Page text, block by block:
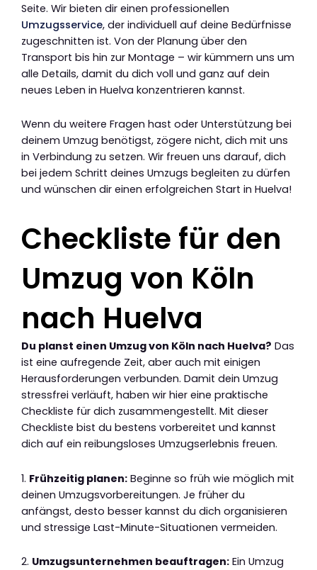
Seite. Wir bieten dir einen professionellen
Umzugsservice, der individuell auf deine Bedürfnisse
zugeschnitten ist. Von der Planung über den
Transport bis hin zur Montage – wir kümmern uns um
alle Details, damit du dich voll und ganz auf dein
neues Leben in Huelva konzentrieren kannst.
Wenn du weitere Fragen hast oder Unterstützung bei
deinem Umzug benötigst, zögere nicht, dich mit uns
in Verbindung zu setzen. Wir freuen uns darauf, dich
bei jedem Schritt deines Umzugs begleiten zu dürfen
und wünschen dir einen erfolgreichen Start in Huelva!
Checkliste für den
Umzug von Köln
nach Huelva
Du planst einen Umzug von Köln nach Huelva? Das
ist eine aufregende Zeit, aber auch mit einigen
Herausforderungen verbunden. Damit dein Umzug
stressfrei verläuft, haben wir hier eine praktische
Checkliste für dich zusammengestellt. Mit dieser
Checkliste bist du bestens vorbereitet und kannst
dich auf ein reibungsloses Umzugserlebnis freuen.
1. Frühzeitig planen: Beginne so früh wie möglich mit
deinen Umzugsvorbereitungen. Je früher du
anfängst, desto besser kannst du dich organisieren
und stressige Last-Minute-Situationen vermeiden.
2. Umzugsunternehmen beauftragen: Ein Umzug